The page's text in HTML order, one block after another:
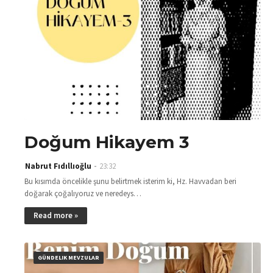
Doğum Hikayem 3
Nabrut Fıdıllıoğlu
23:32
Bu kısımda öncelikle şunu belirtmek isterim ki, Hz. Havvadan beri
doğarak çoğalıyoruz ve neredeys…
Read more »
GÜNDELIK MEVZULAR